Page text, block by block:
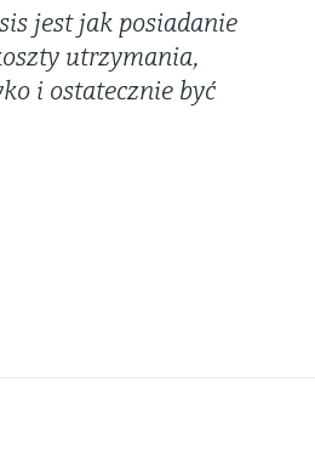
jest jak posiadanie
utrzymania,
i ostatecznie być